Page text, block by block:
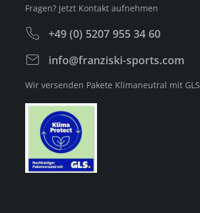
Fragen? Jetzt Kontakt aufnehmen
+49 (0) 5207 955 34 60
info@franziski-sports.com
Wir versenden Pakete Klimaneutral mit GLS